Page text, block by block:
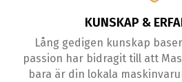
KUNSKAP &
Lång gedigen kunskap
passion har bidragit till att
bara är din lokala